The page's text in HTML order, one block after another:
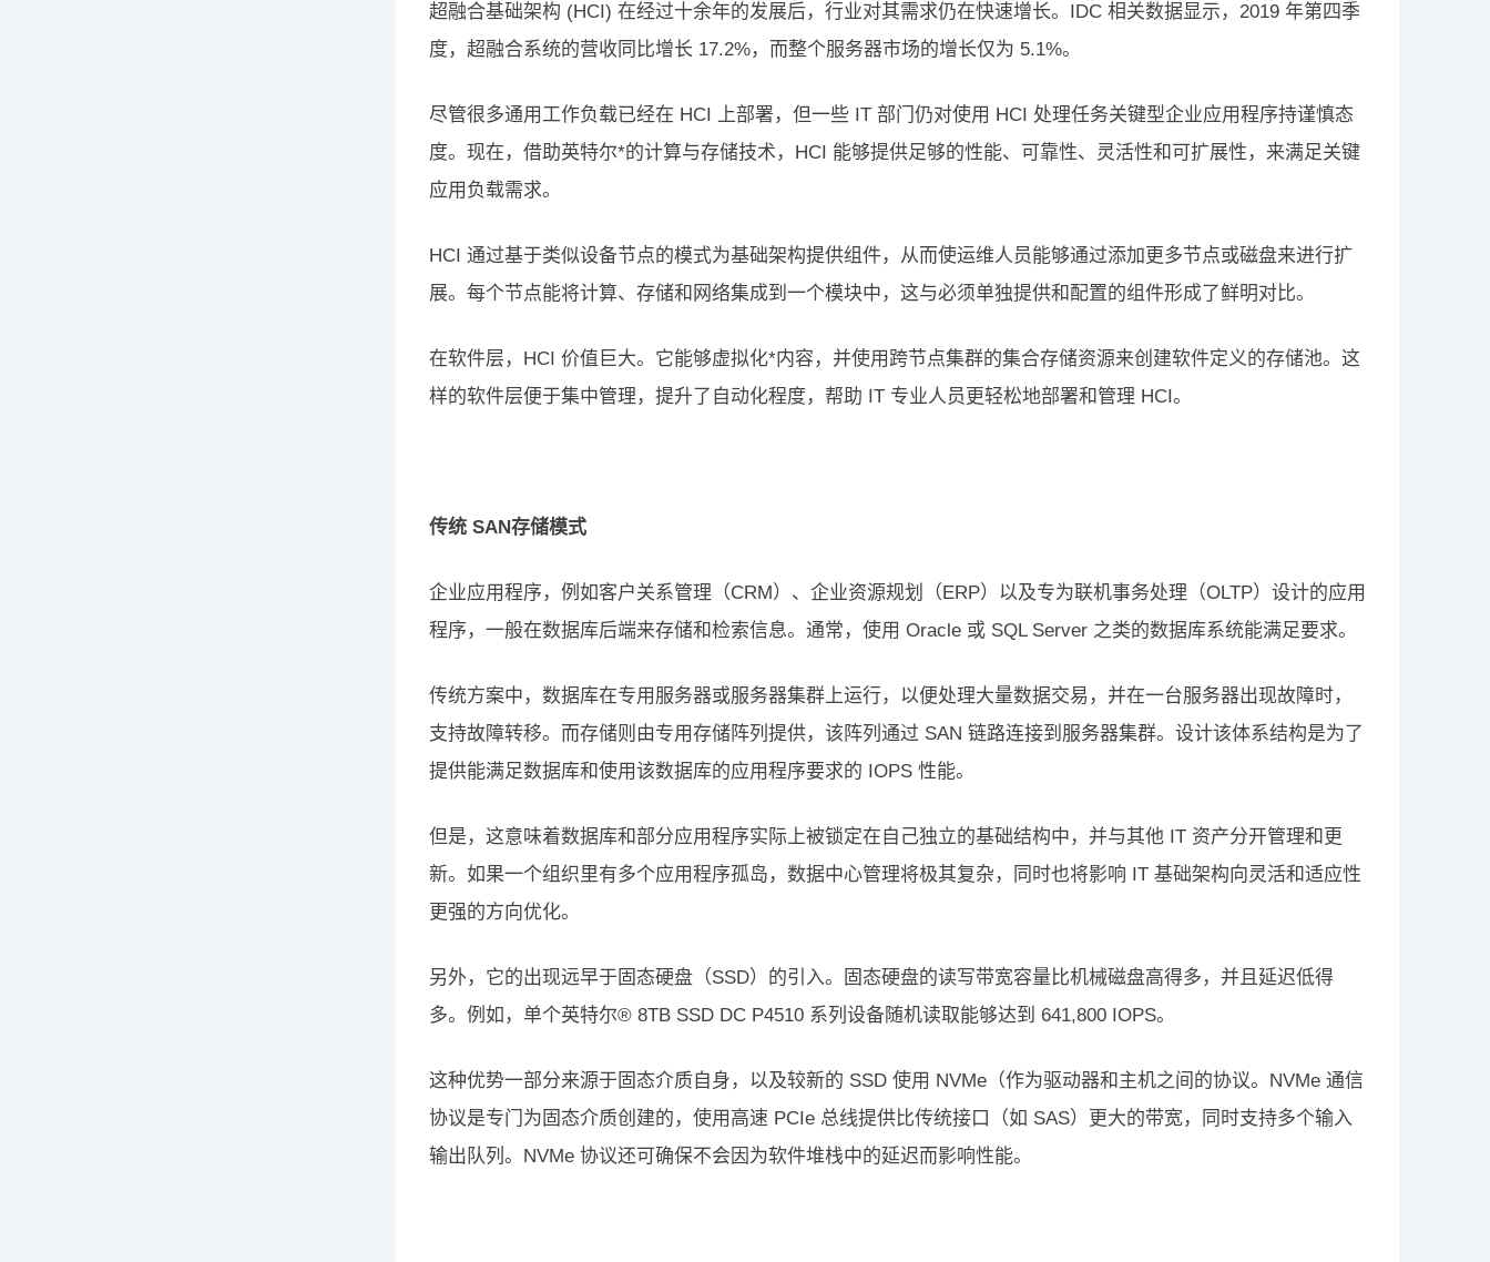
超融合基础架构 (HCI) 在经过十余年的发展后，行业对其需求仍在快速增长。IDC 相关数据显示，2019 年第四季
度，超融合系统的营收同比增长 17.2%，而整个服务器市场的增长仅为 5.1%。
尽管很多通用工作负载已经在 HCI 上部署，但一些 IT 部门仍对使用 HCI 处理任务关键型企业应用程序持谨慎态
度。现在，借助英特尔*的计算与存储技术，HCI 能够提供足够的性能、可靠性、灵活性和可扩展性，来满足关键
应用负载需求。
HCI 通过基于类似设备节点的模式为基础架构提供组件，从而使运维人员能够通过添加更多节点或磁盘来进行扩
展。每个节点能将计算、存储和网络集成到一个模块中，这与必须单独提供和配置的组件形成了鲜明对比。
在软件层，HCI 价值巨大。它能够虚拟化*内容，并使用跨节点集群的集合存储资源来创建软件定义的存储池。这
样的软件层便于集中管理，提升了自动化程度，帮助 IT 专业人员更轻松地部署和管理 HCI。
传统 SAN存储模式
企业应用程序，例如客户关系管理（CRM）、企业资源规划（ERP）以及专为联机事务处理（OLTP）设计的应用
程序，一般在数据库后端来存储和检索信息。通常，使用 Oracle 或 SQL Server 之类的数据库系统能满足要求。
传统方案中，数据库在专用服务器或服务器集群上运行，以便处理大量数据交易，并在一台服务器出现故障时，
支持故障转移。而存储则由专用存储阵列提供，该阵列通过 SAN 链路连接到服务器集群。设计该体系结构是为了
提供能满足数据库和使用该数据库的应用程序要求的 IOPS 性能。
但是，这意味着数据库和部分应用程序实际上被锁定在自己独立的基础结构中，并与其他 IT 资产分开管理和更
新。如果一个组织里有多个应用程序孤岛，数据中心管理将极其复杂，同时也将影响 IT 基础架构向灵活和适应性
更强的方向优化。
另外，它的出现远早于固态硬盘（SSD）的引入。固态硬盘的读写带宽容量比机械磁盘高得多，并且延迟低得
多。例如，单个英特尔® 8TB SSD DC P4510 系列设备随机读取能够达到 641,800 IOPS。
这种优势一部分来源于固态介质自身，以及较新的 SSD 使用 NVMe（作为驱动器和主机之间的协议。NVMe 通信
协议是专门为固态介质创建的，使用高速 PCIe 总线提供比传统接口（如 SAS）更大的带宽，同时支持多个输入
输出队列。NVMe 协议还可确保不会因为软件堆栈中的延迟而影响性能。